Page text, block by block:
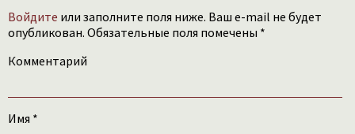
Войдите или заполните поля ниже. Ваш e-mail не будет
опубликован. Обязательные поля помечены *
Комментарий
Имя *